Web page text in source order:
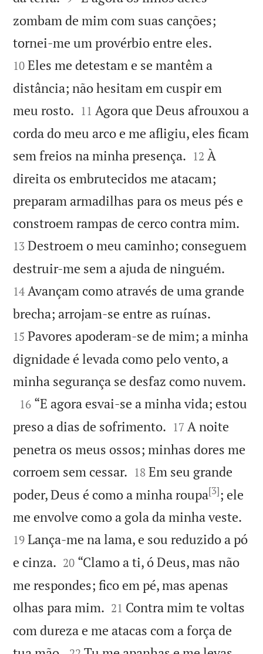
zombam de mim com suas canções;
tornei-me um provérbio entre eles.
10 Eles me detestam e se mantêm a
distância; não hesitam em cuspir em
meu rosto. 

11 Agora que Deus afrouxou a
corda do meu arco e me afligiu, eles ficam
sem freios na minha presença. 

12 À
direita os embrutecidos me atacam;
preparam armadilhas para os meus pés e
constroem rampas de cerco contra mim.
13 Destroem o meu caminho; conseguem
destruir-me sem a ajuda de ninguém.
14 Avançam como através de uma grande
brecha; arrojam-se entre as ruínas.
15 Pavores apoderam-se de mim; a minha
dignidade é levada como pelo vento, a
minha segurança se desfaz como nuvem.

16 “E agora esvai-se a minha vida; estou
preso a dias de sofrimento. 

17 A noite
penetra os meus ossos; minhas dores me
corroem sem cessar. 

18 Em seu grande
poder, Deus é como a minha roupa[3]; ele
me envolve como a gola da minha veste.
19 Lança-me na lama, e sou reduzido a pó
e cinza. 

20 “Clamo a ti, ó Deus, mas não
me respondes; fico em pé, mas apenas
olhas para mim. 

21 Contra mim te voltas
com dureza e me atacas com a força de